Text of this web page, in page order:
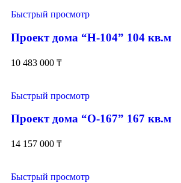
Быстрый просмотр
Проект дома “Н-104” 104 кв.м
10 483 000 ₸
Быстрый просмотр
Проект дома “О-167” 167 кв.м
14 157 000 ₸
Быстрый просмотр